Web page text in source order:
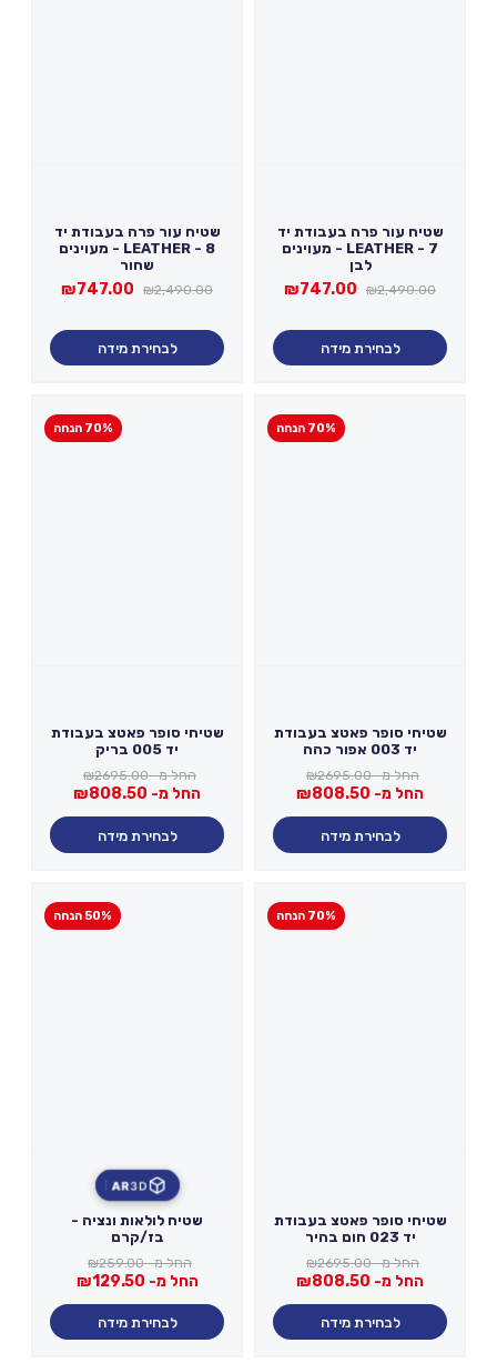
שטיח עור פרה בעבודת יד
LEATHER - 7 - מעוינים
לבן
₪2,490.00
המחיר
היה:
₪2,490.00.
₪747.00
המחיר
₪747.00.
לבחירת מידה
שטיח עור פרה בעבודת יד
LEATHER - 8 - מעוינים
שחור
₪2,490.00
המחיר
היה:
₪2,490.00.
₪747.00
המחיר
לבחירת מידה
70% הנחה
שטיחי סופר פאטצ בעבודת
יד 003 אפור כהה
החל מ- ₪2695.00
החל מ- ₪808.50
לבחירת מידה
70% הנחה
שטיחי סופר פאטצ בעבודת
יד 005 בריק
החל מ- ₪2695.00
החל מ- ₪808.50
לבחירת מידה
70% הנחה
שטיחי סופר פאטצ בעבודת
יד 023 חום בהיר
החל מ- ₪2695.00
החל מ- ₪808.50
לבחירת מידה
50% הנחה
3D
AR
שטיח לולאות ונציה -
בז/קרם
החל מ- ₪259.00
החל מ- ₪129.50
לבחירת מידה